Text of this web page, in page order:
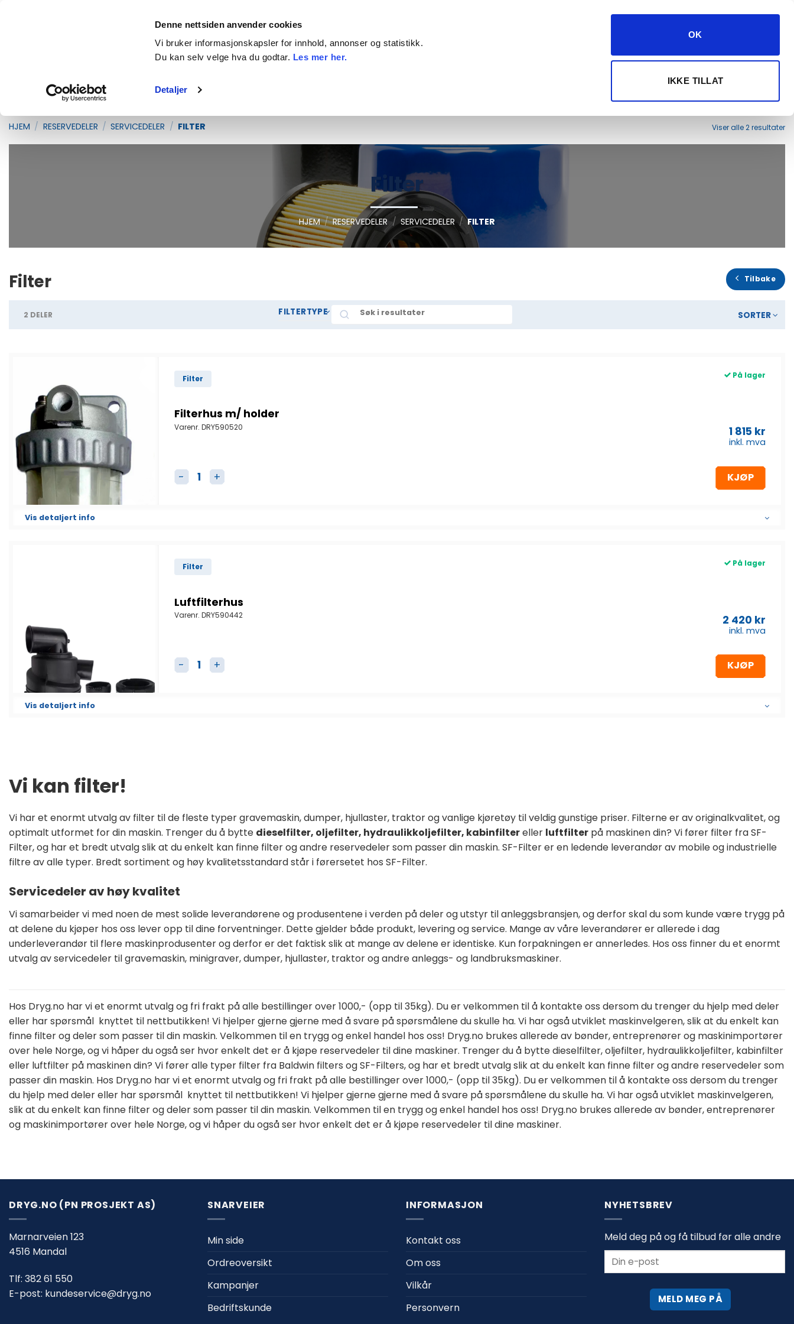
Denne nettsiden anvender cookies
Vi bruker informasjonskapsler for innhold, annonser og statistikk.
Du kan selv velge hva du godtar. Les mer her.
Detaljer
OK
IKKE TILLAT
Products
search
RESERVEDELER UTSTYR OG REDSKAP
HJEM / RESERVEDELER / SERVICEDELER / FILTER Viser alle 2 resultater
Filter
HJEM / RESERVEDELER / SERVICEDELER / FILTER
Filter Tilbake
2 DELER FILTERTYPE Search SORTER
Filter På lager
Filterhus m/ holder
Varenr.DRY590520 1 815 kr
inkl. mva
Filterhus m/ holder antall KJØP
Vis detaljert info
Filter På lager
Luftfilterhus
Varenr.DRY590442 2 420 kr
inkl. mva
Luftfilterhus antall KJØP
Vis detaljert info
Vi kan filter!
Vi har et enormt utvalg av filter til de fleste typer gravemaskin, dumper, hjullaster, traktor og vanlige kjøretøy til veldig gunstige priser. Filterne er av originalkvalitet, og
optimalt utformet for din maskin. Trenger du å bytte dieselfilter, oljefilter, hydraulikkoljefilter, kabinfiltereller luftfilter på maskinen din? Vi fører filter fra SF-
Filter, og har et bredt utvalg slik at du enkelt kan finne filter og andre reservedeler som passer din maskin. SF-Filter er en ledende leverandør av mobile og industrielle
filtre av alle typer. Bredt sortiment og høy kvalitetsstandard står i førersetet hos SF-Filter.
Servicedeler av høy kvalitet
Vi samarbeider vi med noen de mest solide leverandørene og produsentene i verden på deler og utstyr til anleggsbransjen, og derfor skal du som kunde være trygg på
at delene du kjøper hos oss lever opp til dine forventninger. Dette gjelder både produkt, levering og service. Mange av våre leverandører er allerede i dag
underleverandør til flere maskinprodusenter og derfor er det faktisk slik at mange av delene er identiske. Kun forpakningen er annerledes. Hos oss finner du et enormt
utvalg av servicedeler til gravemaskin, minigraver, dumper, hjullaster, traktor og andre anleggs- og landbruksmaskiner.
Hos Dryg.no har vi et enormt utvalg og fri frakt på alle bestillinger over 1000,- (opp til 35kg). Du er velkommen til å kontakte oss dersom du trenger du hjelp med deler
eller har spørsmål knyttet til nettbutikken! Vi hjelper gjerne gjerne med å svare på spørsmålene du skulle ha. Vi har også utviklet maskinvelgeren, slik at du enkelt kan
finne filter og deler som passer til din maskin. Velkommen til en trygg og enkel handel hos oss! Dryg.no brukes allerede av bønder, entreprenører og maskinimportører
over hele Norge, og vi håper du også ser hvor enkelt det er å kjøpe reservedeler til dine maskiner. Trenger du å bytte dieselfilter, oljefilter, hydraulikkoljefilter, kabinfilter
eller luftfilter på maskinen din? Vi fører alle typer filter fra Baldwin filters og SF-Filters, og har et bredt utvalg slik at du enkelt kan finne filter og andre reservedeler som
passer din maskin. Hos Dryg.no har vi et enormt utvalg og fri frakt på alle bestillinger over 1000,- (opp til 35kg). Du er velkommen til å kontakte oss dersom du trenger
du hjelp med deler eller har spørsmål knyttet til nettbutikken! Vi hjelper gjerne gjerne med å svare på spørsmålene du skulle ha. Vi har også utviklet maskinvelgeren,
slik at du enkelt kan finne filter og deler som passer til din maskin. Velkommen til en trygg og enkel handel hos oss! Dryg.no brukes allerede av bønder, entreprenører
og maskinimportører over hele Norge, og vi håper du også ser hvor enkelt det er å kjøpe reservedeler til dine maskiner.
DRYG.NO (PN PROSJEKT AS)
Marnarveien 123
4516 Mandal
Tlf: 382 61 550
E-post: kundeservice@dryg.no
SNARVEIER
Min side
Ordreoversikt
Kampanjer
Bedriftskunde
INFORMASJON
Kontakt oss
Om oss
Vilkår
Personvern
NYHETSBREV
Meld deg på og få tilbud før alle andre
MELD MEG PÅ